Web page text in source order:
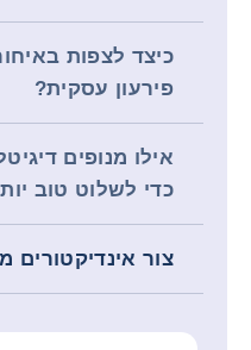
כיצד לצפות
פירעון עסקית?
אילו מנופים
כדי לשלוט טוב
צור